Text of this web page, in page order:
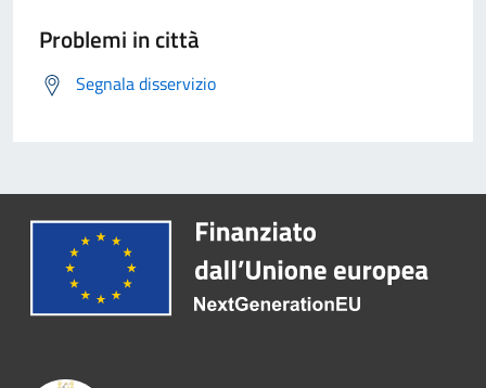
Problemi in città
Segnala disservizio